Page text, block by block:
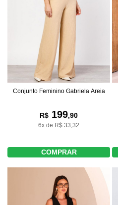
Conjunto Feminino Gabriela Areia
R$ 199,90
6x de R$ 33,32
COMPRAR